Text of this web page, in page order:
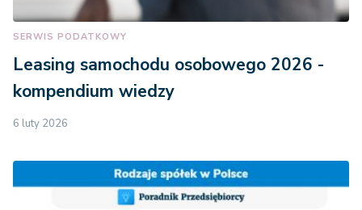
SERWIS PODATKOWY
Leasing samochodu osobowego 2026 -
kompendium wiedzy
6 luty 2026